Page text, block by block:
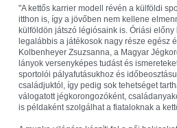
"A kettős karrier modell révén a külföldi
itthon is, így a jövőben nem kellene
külföldön játszó légiósaink is. Óriási
legalábbis a játékosok nagy része egész
Kolbenheyer Zsuzsanna, a Magyar
lányok versenyképes tudást és
sportolói pályafutásukhoz és
családjuktól, így pedig sok tehetséget
válogatott jégkorongozóként,
is példaként szolgálhat a fiataloknak a